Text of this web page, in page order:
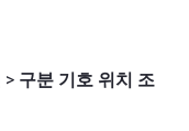
> 구분 기호 위치 조